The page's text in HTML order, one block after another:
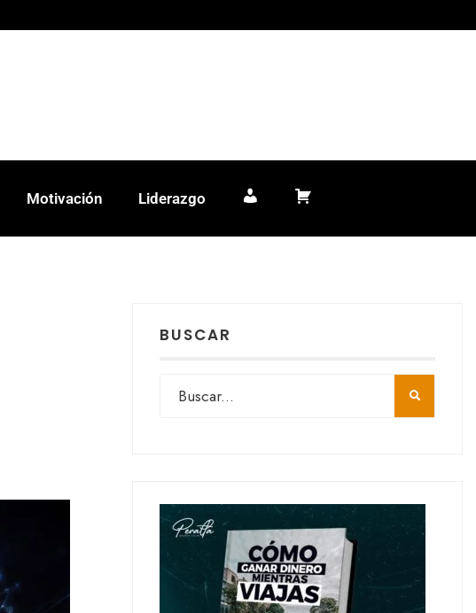
Motivación Liderazgo Mi cuentaCarrito
BUSCAR